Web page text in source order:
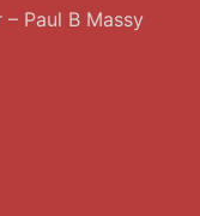
Paul B Massy